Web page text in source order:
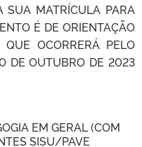
SUA MATRÍCULA PARA
É DE ORIENTAÇÃO
OCORRERÁ PELO
DE OUTUBRO DE 2023
EM GERAL (COM
SISU/PAVE